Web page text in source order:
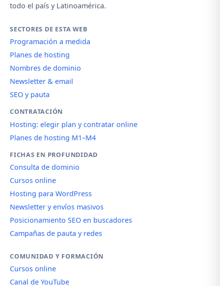
todo el país y Latinoamérica.
SECTORES DE ESTA WEB
Programación a medida
Planes de hosting
Nombres de dominio
Newsletter & email
SEO y pauta
CONTRATACIÓN
Hosting: elegir plan y contratar online
Planes de hosting M1–M4
FICHAS EN PROFUNDIDAD
Consulta de dominio
Cursos online
Hosting para WordPress
Newsletter y envíos masivos
Posicionamiento SEO en buscadores
Campañas de pauta y redes
COMUNIDAD Y FORMACIÓN
Cursos online
Canal de YouTube